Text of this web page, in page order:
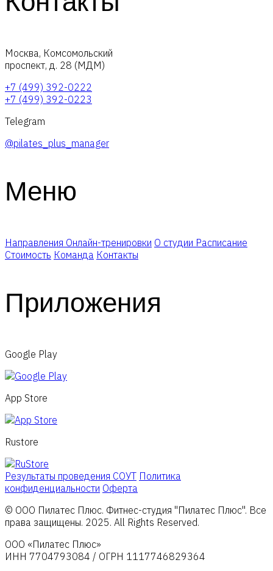
Москва, Комсомольский
проспект, д. 28 (МДМ)
+7 (499) 392-0222
+7 (499) 392-0223
Telegram
@pilates_plus_manager
Меню
Направления Онлайн-тренировки О студии Расписание
Стоимость Команда Контакты
Приложения
Google Play
App Store
Rustore
Результаты проведения СОУТ Политика
конфиденциальности Оферта
© ООО Пилатес Плюс. Фитнес-студия "Пилатес Плюс". Все
права защищены. 2025. All Rights Reserved.
ООО «Пилатес Плюс»
ИНН 7704793084 / ОГРН 1117746829364